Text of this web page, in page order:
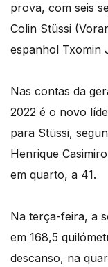
prova, com seis
Colin Stüssi
espanhol Txomin
Nas contas da
2022 é o novo
para Stüssi,
Henrique
em quarto, a 41.
Na terça-feira, a
em 168,5
descanso, na